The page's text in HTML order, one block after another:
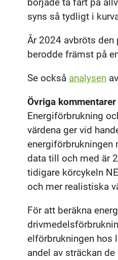
syns så tydligt i
År 2024 avbröts
berodde främst på
Se också analysen
Övriga kommentarer
Energiförbrukning
värdena ger vid
energiförbrukningen
data till och med är
tidigare körcykeln
och mer realistiska
För att beräkna
elförbrukningen hos
andel av sträckan